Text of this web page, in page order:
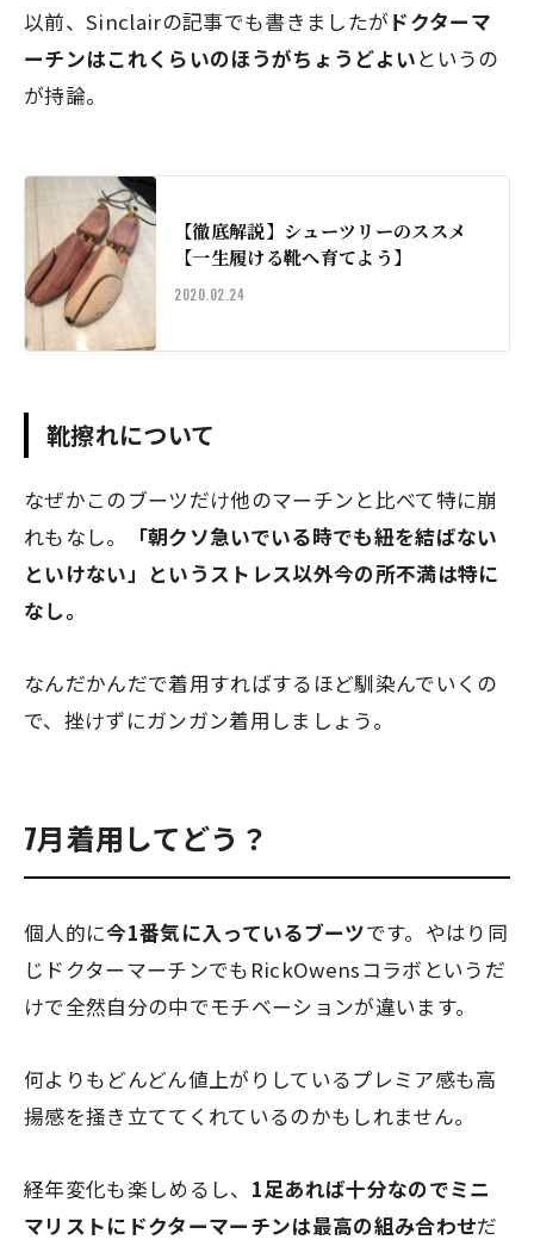
以前、Sinclairの記事でも書きましたが ドクターマ
ーチンはこれくらいのほうがちょうどよいというの
が持論。
【徹底解説】シューツリーのススメ
【一生履ける靴へ育てよう】
2020.02.24
靴擦れについて
なぜかこのブーツだけ他のマーチンと比べて特に崩
れもなし。
「朝クソ急いでいる時でも紐を結ばない
といけない」というストレス以外今の所不満は特に
なし。
なんだかんだで着用すればするほど馴染んでいくの
で、挫けずにガンガン着用しましょう。
7月着用してどう？
個人的に今1番気に入っているブーツです。やはり同
じドクターマーチンでもRickOwensコラボというだ
けで全然自分の中でモチベーションが違います。
何よりもどんどん値上がりしているプレミア感も高
揚感を掻き立ててくれているのかもしれません。
経年変化も楽しめるし、 1足あれば十分なのでミニ
マリストにドクターマーチンは最高の組み合わせだ